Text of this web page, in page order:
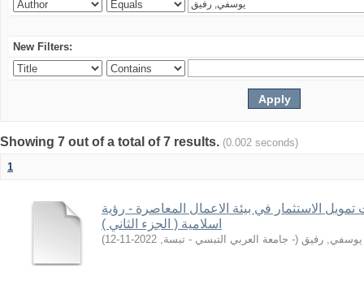
New Filters:
Showing 7 out of a total of 7 results. (0.002 seconds)
1
تمويل الاستثمار في بيئة الاعمال المعاصرة - رؤية
اسلامية ( الجزء الثاني )
يوسفي, رفيق (- جامعة العربي التبسي - تبسة,
2022-11-12
)